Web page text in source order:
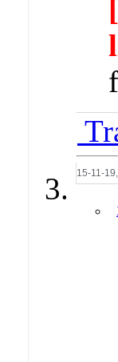
15-11-19,